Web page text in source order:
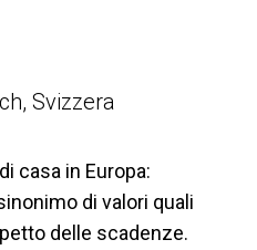
Svizzera
casa in Europa:
di valori quali
delle scadenze.